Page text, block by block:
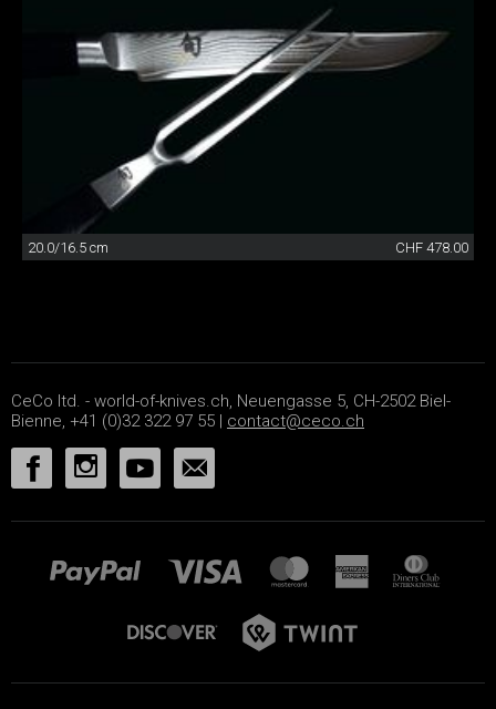
20.0/16.5 cm CHF 478.00
CeCo ltd. - world-of-knives.ch, Neuengasse 5, CH-2502 Biel-
Bienne, +41 (0)32 322 97 55 | contact@ceco.ch